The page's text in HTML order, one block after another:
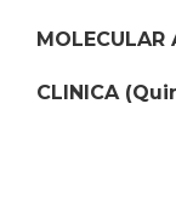
MOLECULAR
CLINICA